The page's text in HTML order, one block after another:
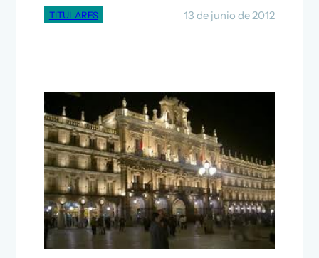
TITULARES 13 de junio de 2012